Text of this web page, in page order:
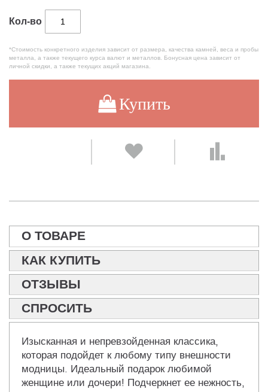
Кол-во
*Стоимость конкретного изделия зависит от размера, качества камней, веса и пробы
металла, а также текущего курса валют и металлов. Бонусная цена зависит от
личной скидки, а также текущих акций магазина.
Купить
О ТОВАРЕ
КАК КУПИТЬ
ОТЗЫВЫ
СПРОСИТЬ
Изысканная и непревзойденная классика,
которая подойдет к любому типу внешности
модницы. Идеальный подарок любимой
женщине или дочери! Подчеркнет ее нежность,